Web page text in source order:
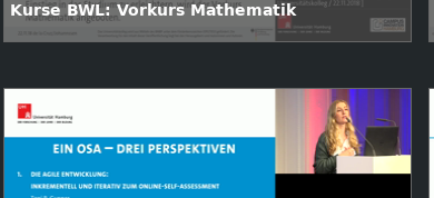
Kurse BWL: Vorkurs Mathematik